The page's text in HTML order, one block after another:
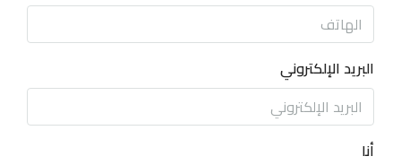
البريد الإلكتروني
أنا